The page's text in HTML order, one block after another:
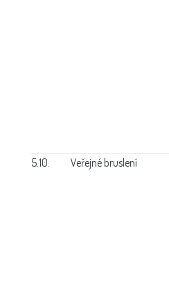
5.10. Veřejné bruslení